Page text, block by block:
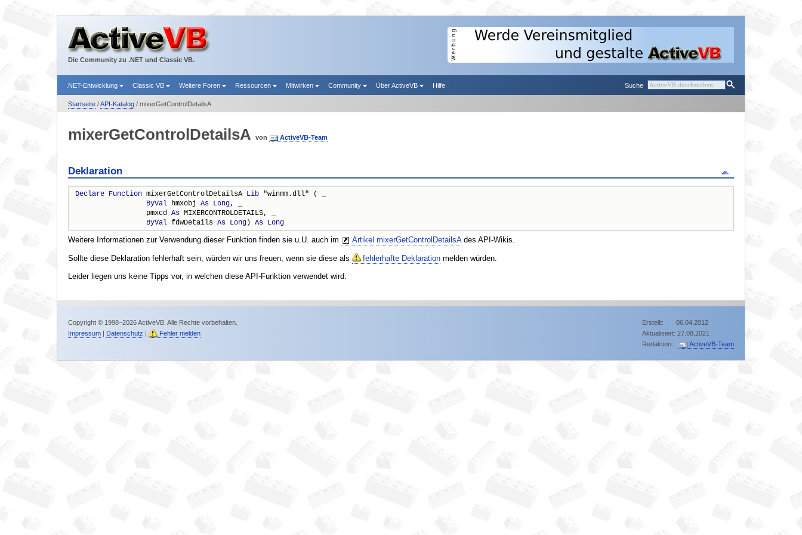
Die Community zu .NET und Classic VB.
Suche
.NET-Entwicklung Classic VB Weitere Foren Ressourcen Mitwirken Community Über ActiveVB Hilfe
Startseite/API-Katalog/ mixerGetControlDetailsA
mixerGetControlDetailsA von ActiveVB-Team
Deklaration
Declare Function mixerGetControlDetailsA Lib "winmm.dll" ( _
ByVal hmxobj As Long, _
                 pmxcd
As MIXERCONTROLDETAILS, _
ByVal fdwDetails As Long) As Long
Weitere Informationen zur Verwendung dieser Funktion finden sie u.U. auch im Artikel mixerGetControlDetailsAdes API-Wikis.
Sollte diese Deklaration fehlerhaft sein, würden wir uns freuen, wenn sie diese als fehlerhafte Deklarationmelden würden.
Leider liegen uns keine Tipps vor, in welchen diese API-Funktion verwendet wird.
Erstellt: 06.04.2012
Aktualisiert: 27.08.2021
Redaktion:
ActiveVB-Team
Copyright © 1998–2026 ActiveVB. Alle Rechte vorbehalten.
Impressum| Datenschutz Fehler melden